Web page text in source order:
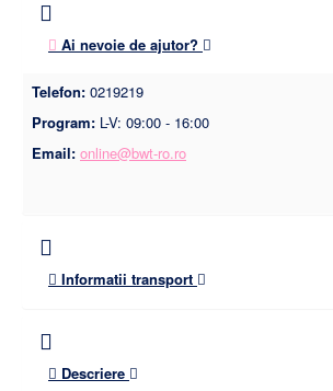
Ai nevoie de ajutor?
Telefon: 0219219
Program: L-V: 09:00 - 16:00
Email: online@bwt-ro.ro
Informatii transport
Descriere